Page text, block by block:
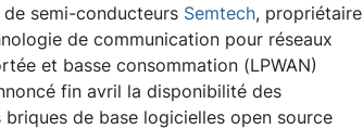
semi-conducteurs Semtech, propriétaire
de communication pour réseaux
et basse consommation (LPWAN)
fin avril la disponibilité des
briques de base logicielles open source